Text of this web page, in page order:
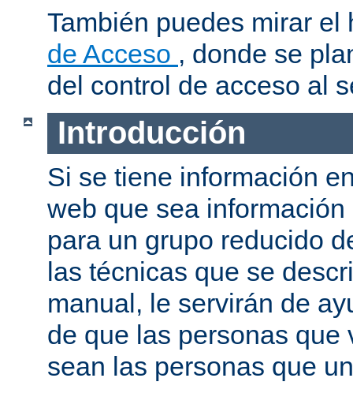
También puedes mirar
de Acceso , donde se
del control de acceso al
Introducción
Si se tiene información
web que sea
para un grupo reducido
las técnicas que se
manual, le servirán de
de que las personas que
sean las personas que